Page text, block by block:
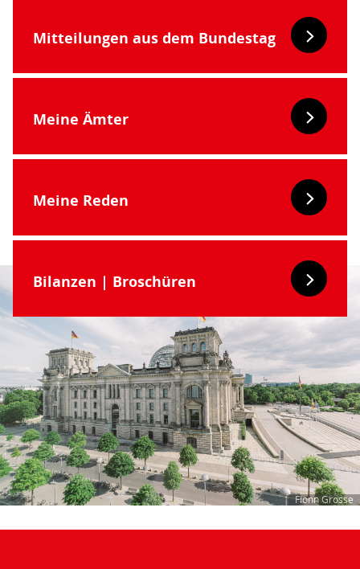
Mitteilungen aus dem Bundestag
Meine Ämter
Meine Reden
Bilanzen | Broschüren
Fionn Grosse